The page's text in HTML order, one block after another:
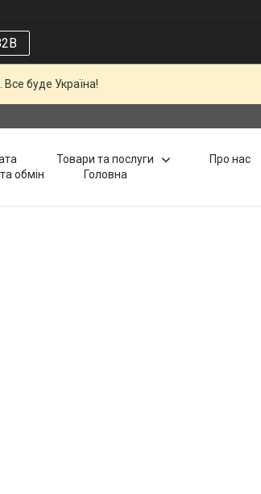
буде Україна!
Товари та послуги
Про нас
обмін
Головна